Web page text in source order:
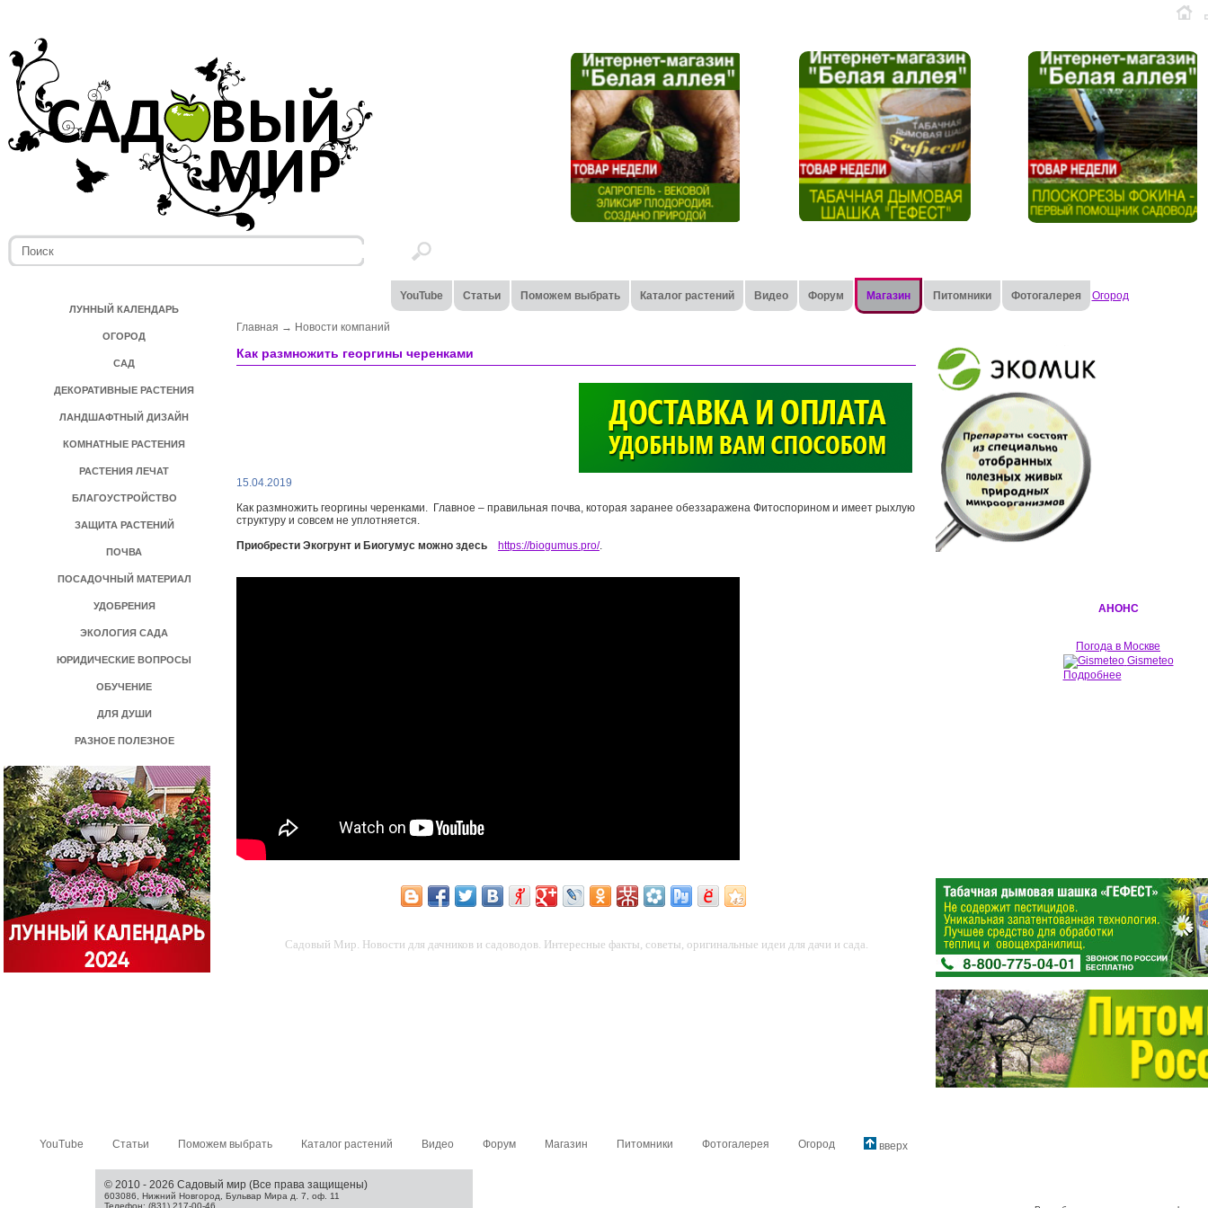
ЛУННЫЙ КАЛЕНДАРЬ
ОГОРОД
САД
ДЕКОРАТИВНЫЕ РАСТЕНИЯ
ЛАНДШАФТНЫЙ ДИЗАЙН
КОМНАТНЫЕ РАСТЕНИЯ
РАСТЕНИЯ ЛЕЧАТ
БЛАГОУСТРОЙСТВО
ЗАЩИТА РАСТЕНИЙ
ПОЧВА
ПОСАДОЧНЫЙ МАТЕРИАЛ
УДОБРЕНИЯ
ЭКОЛОГИЯ САДА
ЮРИДИЧЕСКИЕ ВОПРОСЫ
ОБУЧЕНИЕ
ДЛЯ ДУШИ
РАЗНОЕ ПОЛЕЗНОЕ
YouTube Статьи Поможем выбрать Каталог растений Видео Форум Магазин Питомники Фотогалерея Огород
Главная → Новости компаний
Как размножить георгины черенками
>15.04.2019
Как размножить георгины черенками. Главное – правильная почва, которая заранее обеззаражена Фитоспорином и имеет рыхлую
структуру и совсем не уплотняется.
Приобрести Экогрунт и Биогумус можно здесь
https://biogumus.pro/.
Садовый Мир. Новости для дачников и садоводов. Интересные факты, советы, оригинальные идеи для дачи и сада.
АНОНС
Погода в Москве
Gismeteo
Подробнее
YouTube Статьи Поможем выбрать Каталог растений Видео Форум Магазин Питомники Фотогалерея Огород вверх
© 2010 - 2026 Садовый мир (Все права защищены)
603086, Нижний Новгород, Бульвар Мира д. 7, оф. 11
Телефон: (831) 217-00-46